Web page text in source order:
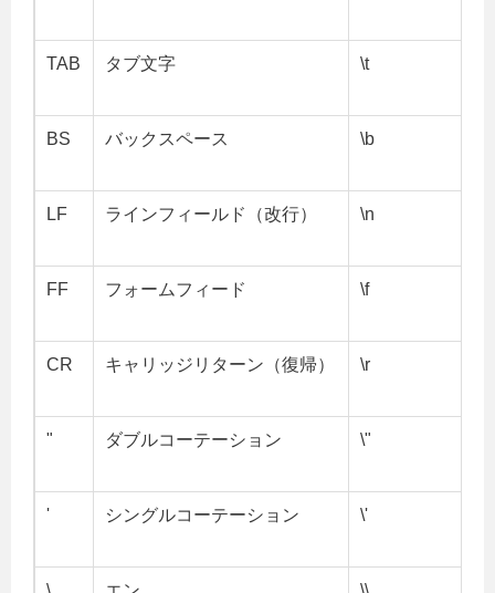
TAB タブ文字 \t
BS バックスペース \b
LF ラインフィールド（改行） \n
FF フォームフィード \f
CR キャリッジリターン（復帰） \r
" ダブルコーテーション \"
' シングルコーテーション \'